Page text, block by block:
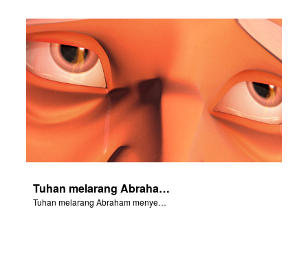
Tuhan melarang Abraham menyentuh Ishak
Tuhan melarang Abraham menyentuh Ishak